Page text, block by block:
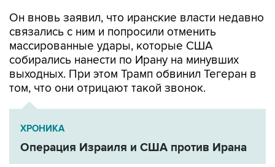
Он вновь заявил, что иранские власти недавно
связались с ним и попросили отменить
массированные удары, которые США
собирались нанести по Ирану на минувших
выходных. При этом Трамп обвинил Тегеран в
том, что они отрицают такой звонок.
ХРОНИКА
Операция Израиля и США против Ирана